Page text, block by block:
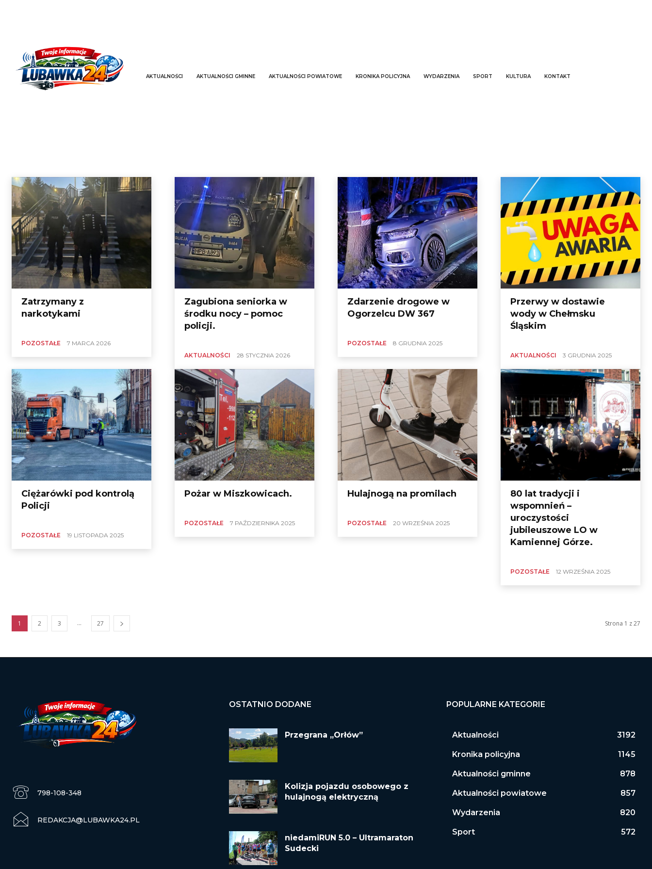
AKTUALNOŚCI AKTUALNOŚCI GMINNE AKTUALNOŚCI POWIATOWE KRONIKA POLICYJNA WYDARZENIA SPORT KULTURA KONTAKT
Zatrzymany z
narkotykami
POZOSTAŁE 7 MARCA 2026
Zagubiona seniorka w
środku nocy – pomoc
policji.
AKTUALNOŚCI 28 STYCZNIA 2026
Zdarzenie drogowe w
Ogorzelcu DW 367
POZOSTAŁE 8 GRUDNIA 2025
Przerwy w dostawie
wody w Chełmsku
Śląskim
AKTUALNOŚCI 3 GRUDNIA 2025
Ciężarówki pod kontrolą
Policji
POZOSTAŁE 19 LISTOPADA 2025
Pożar w Miszkowicach.
POZOSTAŁE 7 PAŹDZIERNIKA 2025
Hulajnogą na promilach
POZOSTAŁE 20 WRZEŚNIA 2025
80 lat tradycji i
wspomnień –
uroczystości
jubileuszowe LO w
Kamiennej Górze.
POZOSTAŁE 12 WRZEŚNIA 2025
1 2 3 ... 27 Strona 1 z 27
798-108-348
REDAKCJA@LUBAWKA24.PL
OSTATNIO DODANE
Przegrana „Orłów”
Kolizja pojazdu osobowego z
hulajnogą elektryczną
niedamiRUN 5.0 – Ultramaraton
Sudecki
POPULARNE KATEGORIE
Aktualności 3192
Kronika policyjna 1145
Aktualności gminne 878
Aktualności powiatowe 857
Wydarzenia 820
Sport 572